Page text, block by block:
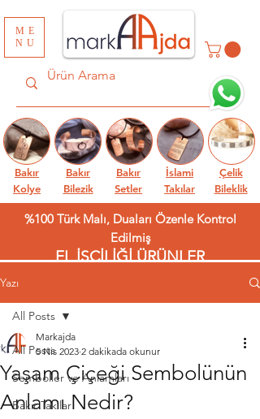
ME
NU
%100 Türk Malı, Duaları Özenle Kontrol
Edilmiş
EL İŞÇİLİĞİ ÜRÜNLER
Bakır
Kolye
Bakır
Bilezik
Bakır
Setler
İslami
Takılar
Çelik
Bileklik
Yazı
All Posts
Semboller ve Anlamları
Bakır Takılar
All Posts
Yaşam Çiçeği Sembolünün
Anlamı Nedir?
Markajda
5 Nis 2023 2 dakikada okunur